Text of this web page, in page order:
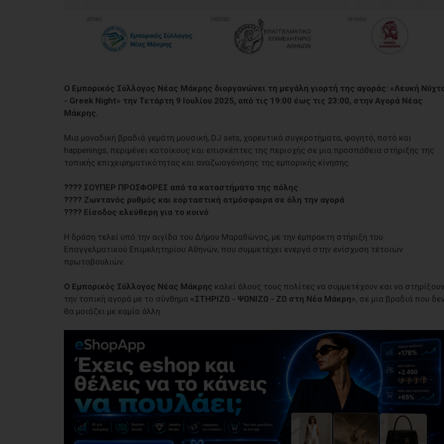
Ο Εμπορικός Σύλλογος Νέας Μάκρης διοργανώνει τη μεγάλη γιορτή της αγοράς: «Λευκή
- Greek Night» την Τετάρτη 9 Ιουλίου 2025, από τις 19:00 έως τις 23:00, στην Αγορά Νέας
Μάκρης.
Μια μοναδική βραδιά γεμάτη μουσική, DJ sets, χορευτικά συγκροτήματα, φαγητό, ποτό και
happenings, περιμένει κατοίκους και επισκέπτες της περιοχής σε μια προσπάθεια στήριξης της
τοπικής επιχειρηματικότητας και αναζωογόνησης της εμπορικής κίνησης.
???? ΣΟΥΠΕΡ ΠΡΟΣΦΟΡΕΣ από τα καταστήματα της πόλης
???? Ζωντανός ρυθμός και εορταστική ατμόσφαιρα σε όλη την αγορά
???? Είσοδος ελεύθερη για το κοινό
Η δράση τελεί υπό την αιγίδα του Δήμου Μαραθώνος, με την έμπρακτη στήριξη του
Επαγγελματικού Επιμελητηρίου Αθηνών, που συμμετέχει ενεργά στην ενίσχυση τέτοιων
πρωτοβουλιών.
Ο Εμπορικός Σύλλογος Νέας Μάκρης καλεί όλους τους πολίτες να συμμετέχουν και να στηρίξουν
την τοπική αγορά με το σύνθημα «ΣΤΗΡΙΖΩ - ΨΩΝΙΖΩ - ΖΩ στη Νέα Μάκρη», σε μια βραδιά που
θα μοιάζει με καμία άλλη.